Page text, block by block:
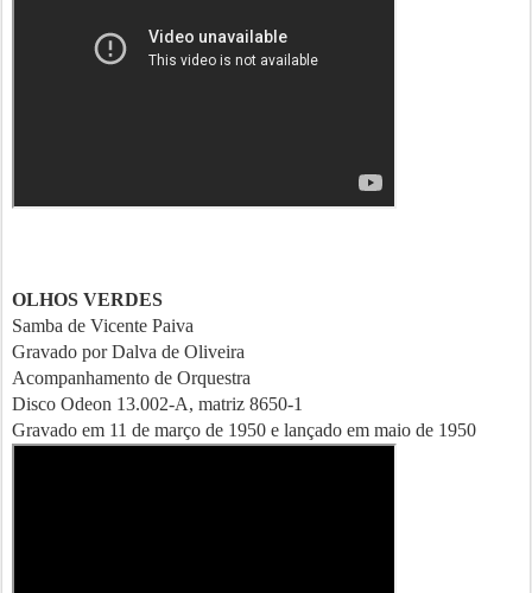
OLHOS VERDES
Samba de Vicente Paiva
Gravado por Dalva de Oliveira
Acompanhamento de Orquestra
Disco Odeon 13.002-A, matriz 8650-1
Gravado em 11 de março de 1950 e lançado em maio de 1950